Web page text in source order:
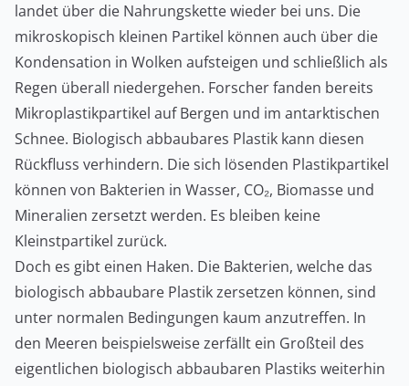
landet über die Nahrungskette wieder bei uns. Die
mikroskopisch kleinen Partikel können auch über die
Kondensation in Wolken aufsteigen und schließlich als
Regen überall niedergehen. Forscher fanden bereits
Mikroplastikpartikel auf Bergen und im antarktischen
Schnee. Biologisch abbaubares Plastik kann diesen
Rückfluss verhindern. Die sich lösenden Plastikpartikel
können von Bakterien in Wasser, CO₂, Biomasse und
Mineralien zersetzt werden. Es bleiben keine
Kleinstpartikel zurück.
Doch es gibt einen Haken. Die Bakterien, welche das
biologisch abbaubare Plastik zersetzen können, sind
unter normalen Bedingungen kaum anzutreffen. In
den Meeren beispielsweise zerfällt ein Großteil des
eigentlichen biologisch abbaubaren Plastiks weiterhin